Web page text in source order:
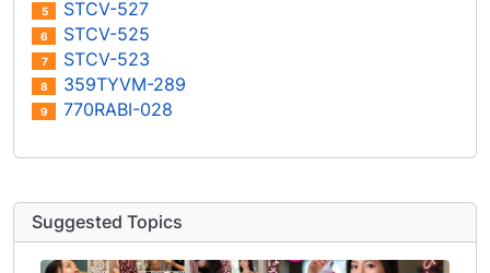
5 STCV-527
6 STCV-525
7 STCV-523
8 359TYVM-289
9 770RABI-028
Suggested Topics